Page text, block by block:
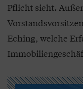
Pflicht sieht.
Eching, welche